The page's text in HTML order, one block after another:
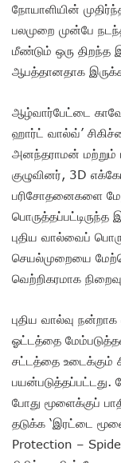
நோயாளியின்
பலமுறை முன்பே
மீண்டும் ஒரு திறந்த
ஆபத்தானதாக
ஆழ்வார்பேட்டை
ஹார்ட் வால்வ்’
அனந்தராமன் மற்றும்
குழுவினர், 3D
பரிசோதனைகளை
பொருத்தப்பட்டிருந்த
புதிய வால்வைப்
செயல்முறையை
வெற்றிகரமாக
புதிய வால்வு
ஓட்டத்தை
சட்டத்தை உடைக்கும்
பயன்படுத்தப்பட்டது.
போது மூளைக்குப்
தடுக்க ‘இரட்டை
Protection –